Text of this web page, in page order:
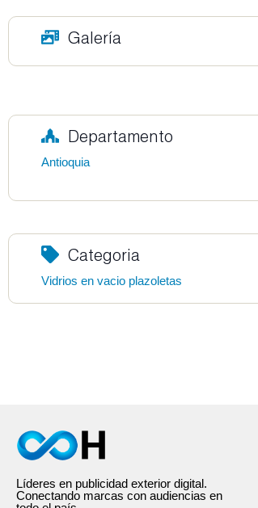
Galería
Departamento
Antioquia
Categoria
Vidrios en vacio plazoletas
Líderes en publicidad exterior digital.
Conectando marcas con audiencias en